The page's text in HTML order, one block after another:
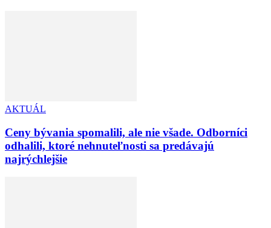
AKTUÁL
Ceny bývania spomalili, ale nie všade. Odborníci
odhalili, ktoré nehnuteľnosti sa predávajú
najrýchlejšie